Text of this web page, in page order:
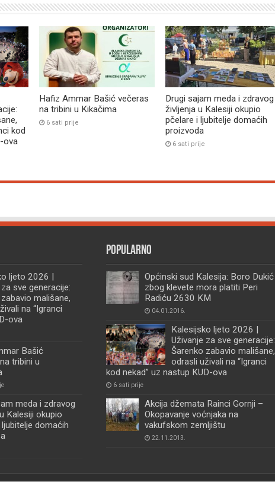
kod
ova
Hafiz Ammar Bašić večeras
na tribini u Kikačima
6 sati prije
Drugi sajam meda i zdravog
življenja u Kalesiji okupio
pčelare i ljubitelje domaćih
proizvoda
6 sati prije
ljeto 2026 |
sve generacije:
mališane,
na “Igranci
ova
Bašić
tribini u
meda i zdravog
Kalesiji okupio
domaćih
Popularno
Općinski sud Kalesija: Boro Dukić
zbog klevete mora platiti Peri
Radiću 2630 KM
04.01.2016.
Kalesijsko ljeto 2026 |
Uživanje za sve generacije:
Šarenko zabavio mališane,
odrasli uživali na “Igranci
kod nekad” uz nastup KUD-ova
6 sati prije
Akcija džemata Rainci Gornji –
Okopavanje voćnjaka na
vakufskom zemljištu
22.11.2013.